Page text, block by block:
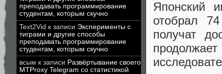
преподавать программирование
студентам, которым скучно
Text2Vid к записи Эксперименты с
тиграми и другие способы
преподавать программирование
студентам, которым скучно
всым к записи Развёртывание своего
MTProxy Telegram со статистикой
Японский
отобрал
получат